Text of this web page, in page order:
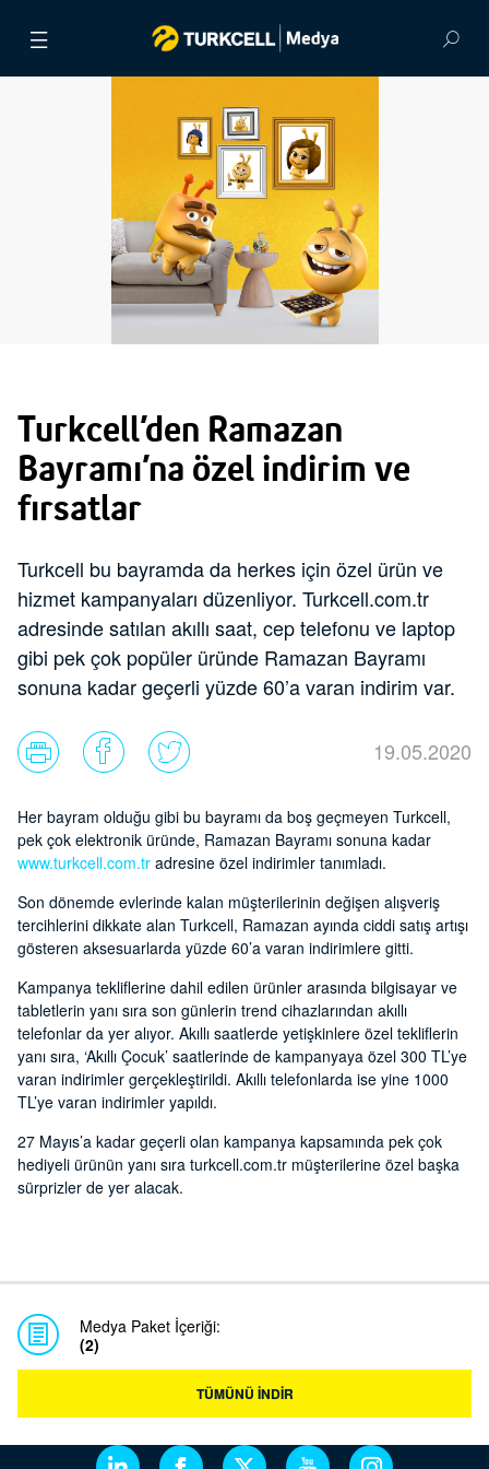
GÖRSEL ARŞİV
Turkcell’den Ramazan
Bayramı’na özel indirim ve
fırsatlar
Turkcell bu bayramda da herkes için özel ürün ve
hizmet kampanyaları düzenliyor. Turkcell.com.tr
adresinde satılan akıllı saat, cep telefonu ve laptop
gibi pek çok popüler üründe Ramazan Bayramı
sonuna kadar geçerli yüzde 60’a varan indirim var.
19.05.2020
Her bayram olduğu gibi bu bayramı da boş geçmeyen Turkcell,
pek çok elektronik üründe, Ramazan Bayramı sonuna kadar
www.turkcell.com.tr adresine özel indirimler tanımladı.
Son dönemde evlerinde kalan müşterilerinin değişen alışveriş
tercihlerini dikkate alan Turkcell, Ramazan ayında ciddi satış artışı
gösteren aksesuarlarda yüzde 60’a varan indirimlere gitti.
Kampanya tekliflerine dahil edilen ürünler arasında bilgisayar ve
tabletlerin yanı sıra son günlerin trend cihazlarından akıllı
telefonlar da yer alıyor. Akıllı saatlerde yetişkinlere özel tekliflerin
yanı sıra, ‘Akıllı Çocuk’ saatlerinde de kampanyaya özel 300 TL’ye
varan indirimler gerçekleştirildi. Akıllı telefonlarda ise yine 1000
TL’ye varan indirimler yapıldı.
27 Mayıs’a kadar geçerli olan kampanya kapsamında pek çok
hediyeli ürünün yanı sıra turkcell.com.tr müşterilerine özel başka
sürprizler de yer alacak.
Medya Paket İçeriği:
(2)
TÜMÜNÜ İNDİR